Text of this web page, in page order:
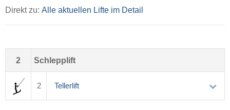
Direkt zu: Alle aktuellen Lifte im Detail
2 Schlepplift
2 Tellerlift